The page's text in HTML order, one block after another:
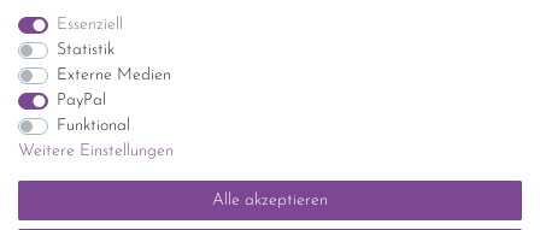
Essenziell
Statistik
Externe Medien
PayPal
Funktional
Weitere Einstellungen
Alle akzeptieren
*Endpreis inkl. MwSt. (Dieser Artikel unterliegt gem. § 25a
UStG der Differenzbesteuerung, ein Ausweis der
Mehrwertsteuer auf der Rechnung erfolgt nicht.)
Impressum Daten­schutz­erklärung